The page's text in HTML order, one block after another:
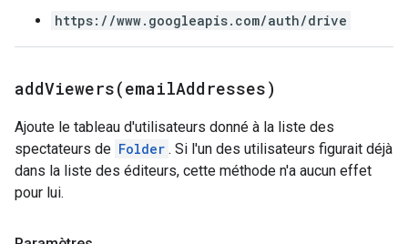
https://www.googleapis.com/auth/drive
addViewers(emailAddresses)
Ajoute le tableau d'utilisateurs donné à la liste des
spectateurs de Folder . Si l'un des utilisateurs figurait déjà
dans la liste des éditeurs, cette méthode n'a aucun effet
pour lui.